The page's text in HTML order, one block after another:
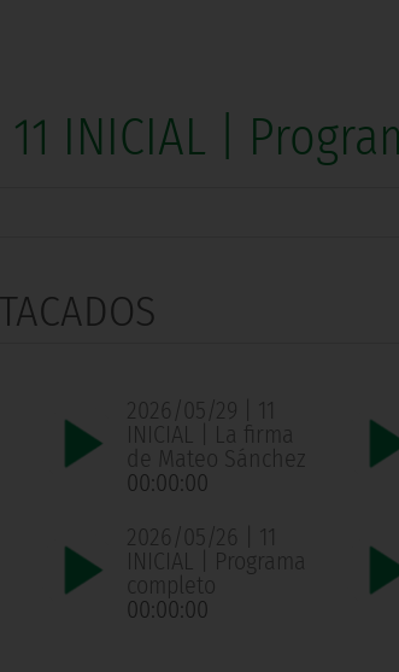
INICIAL |
2026/05/29 | 11
INICIAL | La firma
de Mateo Sánchez
00:00:00
2026/05/26 | 11
INICIAL | Programa
completo
00:00:00